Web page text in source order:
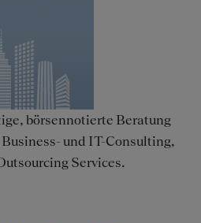
börsennotierte Beratung
und IT-Consulting,
Services.